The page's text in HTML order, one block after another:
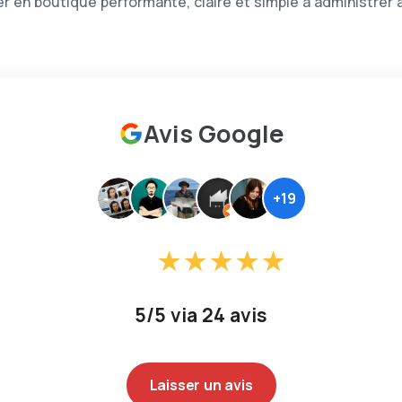
Avis Google
+19
5/5 via 24 avis
Laisser un avis